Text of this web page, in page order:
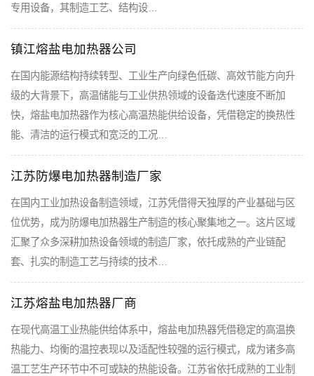
专用设备，其制造工艺、结构设…
镇江熔盐电加热器公司
在国内能源结构持续转型、工业生产向绿色低碳、高效节能方向升
级的大背景下，高温储能与工业供热领域的设备迭代速度不断加
快，熔盐电加热器作为核心高温热能供给设备，凭借稳定的换热性
能、清洁的运行模式和宽泛的工况…
江苏防爆电加热器制造厂家
在国内工业加热设备制造领域，江苏凭借得天独厚的产业基础与区
位优势，成为防爆电加热器生产制造的核心聚集地之一。这片区域
汇聚了众多深耕加热设备领域的制造厂家，依托成熟的产业链配
套、扎实的制造工艺与持续的技术…
江苏熔盐电加热器厂商
在现代高温工业热能供给体系中，熔盐电加热器凭借稳定的高温换
热能力、均衡的温控表现以及适配性较强的运行模式，成为诸多高
温工艺生产环节中不可或缺的热能设备。江苏省依托成熟的工业制